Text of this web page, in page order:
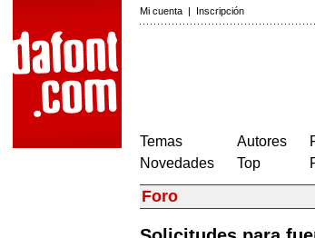
Mi cuenta | Inscripción
Temas
Novedades
Autores
Top
Foro